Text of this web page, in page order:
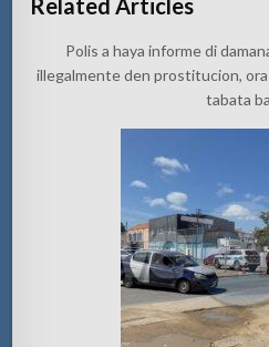
Related Articles
Polis a haya informe di
illegalmente den prostitucion,
tabata